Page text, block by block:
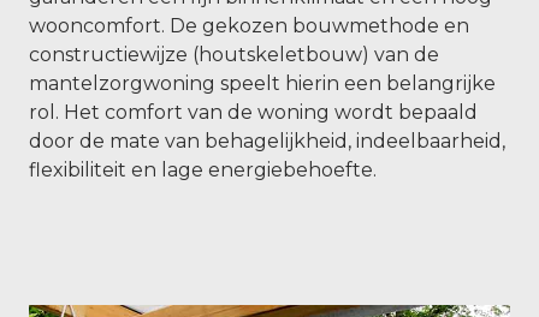
wooncomfort. De gekozen bouwmethode en
constructiewijze (houtskeletbouw) van de
mantelzorgwoning speelt hierin een belangrijke
rol. Het comfort van de woning wordt bepaald
door de mate van behagelijkheid, indeelbaarheid,
flexibiliteit en lage energiebehoefte.